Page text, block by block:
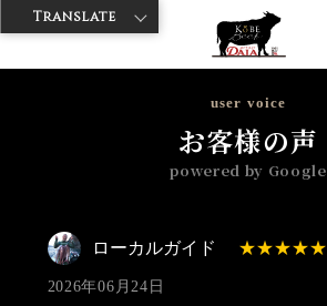
神戸牛ダイヤ > 神戸牛ダイア 上野1号店
user voice
お客様の声
powered by Google
ローカルガイド
2026年06月24日
Translate